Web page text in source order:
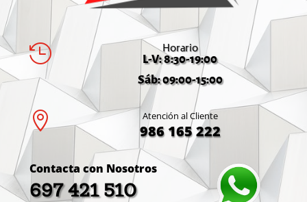
 Horario
L-V: 8:30-19:00
Sáb: 09:00-15:00
 Atención al Cliente
986 165 222
Contacta con Nosotros
697 421 510